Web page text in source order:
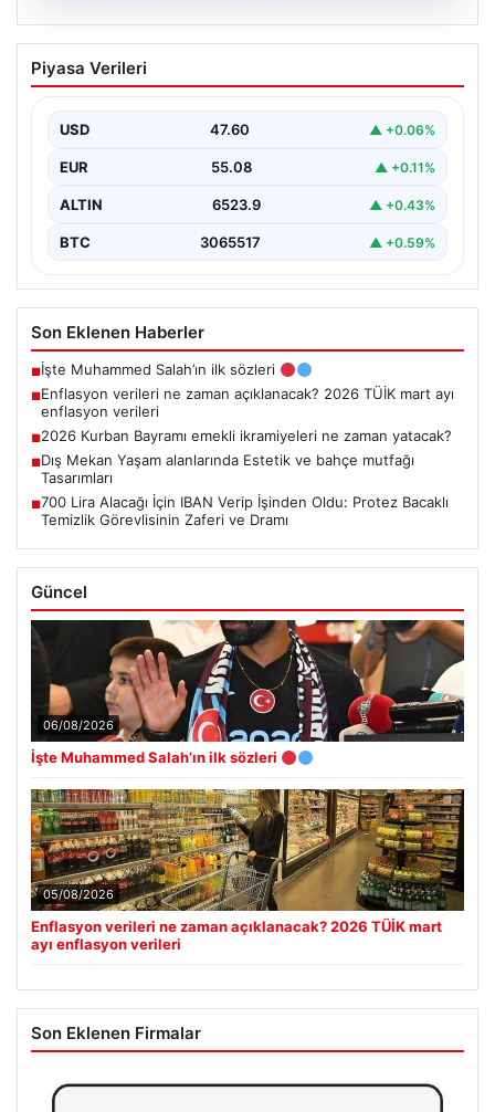
05.08.2026
Enflasyon verileri ne zaman
açıklanacak? 2026 TÜİK mart ayı
Piyasa Verileri
USD 47.60 ▲ +0.06%
EUR 55.08 ▲ +0.11%
ALTIN 6523.9 ▲ +0.43%
BTC 3065517 ▲ +0.59%
Son Eklenen Haberler
■İşte Muhammed Salah’ın ilk sözleri
■Enflasyon verileri ne zaman açıklanacak? 2026 TÜİK mart ayı
enflasyon verileri
■2026 Kurban Bayramı emekli ikramiyeleri ne zaman yatacak?
■Dış Mekan Yaşam alanlarında Estetik ve bahçe mutfağı
Tasarımları
■700 Lira Alacağı İçin IBAN Verip İşinden Oldu: Protez Bacaklı
Temizlik Görevlisinin Zaferi ve Dramı
Güncel
06/08/2026
İşte Muhammed Salah’ın ilk sözleri
05/08/2026
Enflasyon verileri ne zaman açıklanacak? 2026 TÜİK mart
ayı enflasyon verileri
Son Eklenen Firmalar